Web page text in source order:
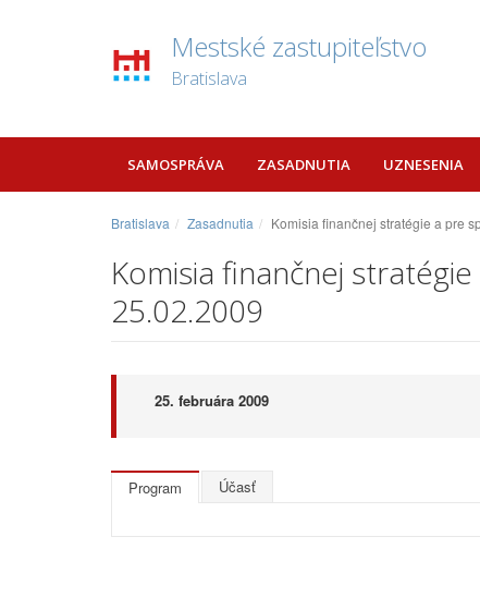
Mestské zastupiteľstvo
Bratislava
SAMOSPRÁVA ZASADNUTIA UZNESENIA
Bratislava Zasadnutia Komisia finančnej stratégie a pre
Komisia finančnej
25.02.2009
25. februára 2009
Program Účasť